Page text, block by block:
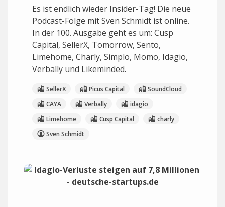
Es ist endlich wieder Insider-Tag! Die neue
Podcast-Folge mit Sven Schmidt ist online.
In der 100. Ausgabe geht es um: Cusp
Capital, SellerX, Tomorrow, Sento,
Limehome, Charly, Simplo, Momo, Idagio,
Verbally und Likeminded.
SellerX Picus Capital
SoundCloud
CAYA
Verbally
idagio
Limehome
Cusp Capital
charly
Sven Schmidt